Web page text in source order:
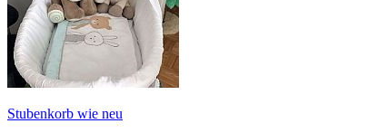
Stubenkorb wie neu